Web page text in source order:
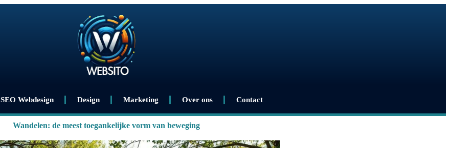
SEO Webdesign Design Marketing Over ons Contact
Wandelen: de meest toegankelijke vorm van beweging